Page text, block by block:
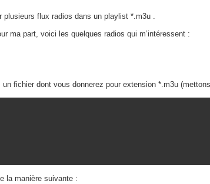
flux radios dans un playlist *.m3u .
ma part, voici les quelques radios qui m’intéressent :
fichier dont vous donnerez pour extension *.m3u
la manière suivante :